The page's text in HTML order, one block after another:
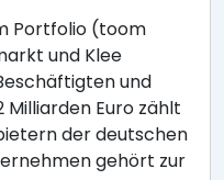
Portfolio (toom
und Klee
und
Euro zählt
der deutschen
gehört zur